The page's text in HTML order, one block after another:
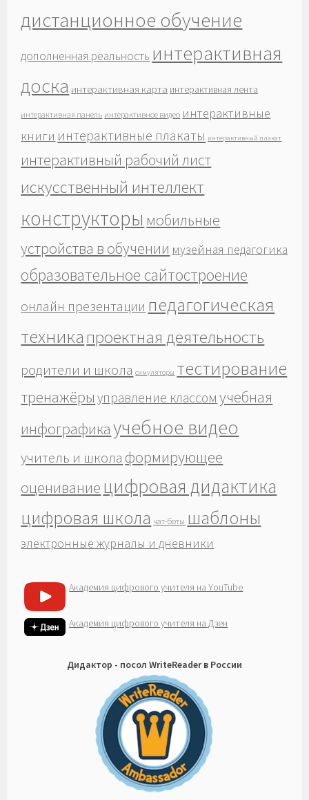
дистанционное обучение
дополненная реальность интерактивная
доска интерактивная карта интерактивная лента
интерактивная панель интерактивное видео интерактивные
книги интерактивные плакаты интерактивный плакат
интерактивный рабочий лист
искусственный интеллект
конструкторы мобильные
устройства в обучении музейная педагогика
образовательное сайтостроение
онлайн презентации педагогическая
техника проектная деятельность
родители и школа симуляторы тестирование
тренажёры управление классом учебная
инфографикаучебное видео
учитель и школа формирующее
оценивание цифровая дидактика
цифровая школа чат-боты шаблоны
электронные журналы и дневники
Академия цифрового учителя на YouTube
Академия цифрового учителя на Дзен
Дидактор - посол WriteReader в России